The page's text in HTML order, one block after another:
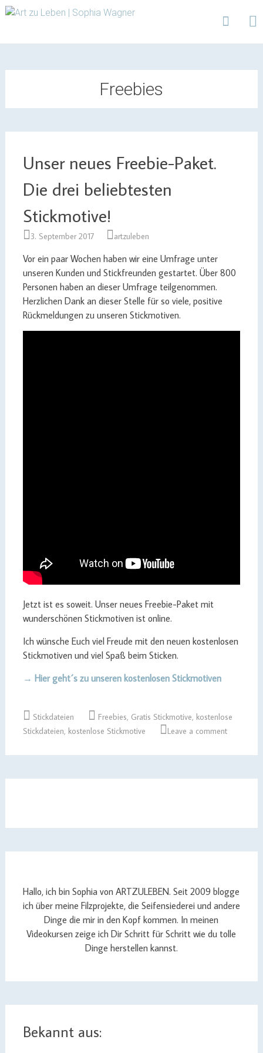
Art zu Leben | Sophia
Freebies
Unser neues Freebie-Paket.
Die drei beliebtesten
Stickmotive!
3. September 2017 artzuleben
Vor ein paar Wochen haben wir eine Umfrage unter
unseren Kunden und Stickfreunden gestartet. Über 800
Personen haben an dieser Umfrage teilgenommen.
Herzlichen Dank an dieser Stelle für so viele, positive
Rückmeldungen zu unseren Stickmotiven.
Jetzt ist es soweit. Unser neues Freebie-Paket mit
wunderschönen Stickmotiven ist online.
Ich wünsche Euch viel Freude mit den neuen kostenlosen
Stickmotiven und viel Spaß beim Sticken.
→ Hier geht´s zu unseren kostenlosen Stickmotiven
Stickdateien Freebies, Gratis Stickmotive, kostenlose
Stickdateien, kostenlose Stickmotive Leave a comment
Hallo, ich bin Sophia von ARTZULEBEN. Seit 2009 blogge
ich über meine Filzprojekte, die Seifensiederei und andere
Dinge die mir in den Kopf kommen. In meinen
Videokursen zeige ich Dir Schritt für Schritt wie du tolle
Dinge herstellen kannst.
Bekannt aus: